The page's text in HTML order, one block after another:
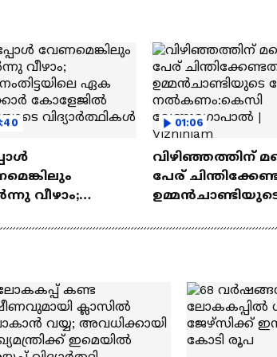
വീഴാം;
കോളേജിൽ
01:06
വിഴിഞ്ഞത്തിന്
പേര്
വേണുഗോപാൽ |